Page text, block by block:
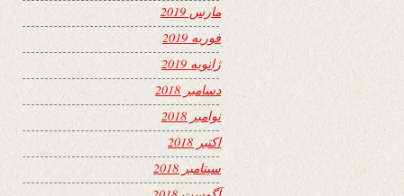
مارس 2019
فوریه 2019
ژانویه 2019
دسامبر 2018
نوامبر 2018
اکتبر 2018
سپتامبر 2018